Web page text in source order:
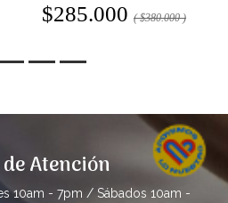
$285.000 ( $380.000 )
Atención
10am - 7pm / Sábados 10am -